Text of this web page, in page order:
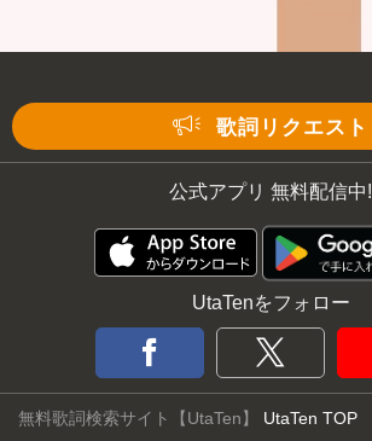
歌詞リクエスト
公式アプリ 無料配信中!
UtaTenをフォロー
無料歌詞検索サイト【UtaTen】 UtaTen TOP